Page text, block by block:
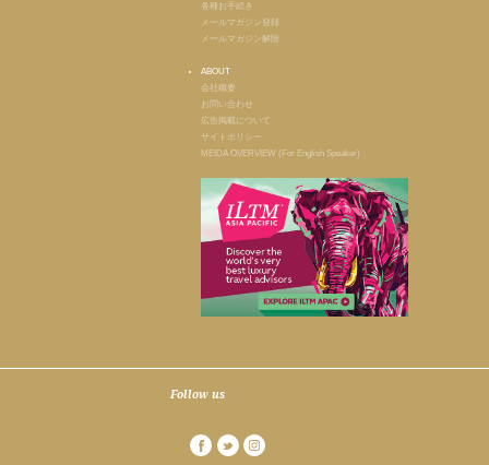
各種お手続き
メールマガジン登録
メールマガジン解除
ABOUT
会社概要
お問い合わせ
広告掲載について
サイトポリシー
MEIDA OVERVIEW (For English Speaker)
Follow us